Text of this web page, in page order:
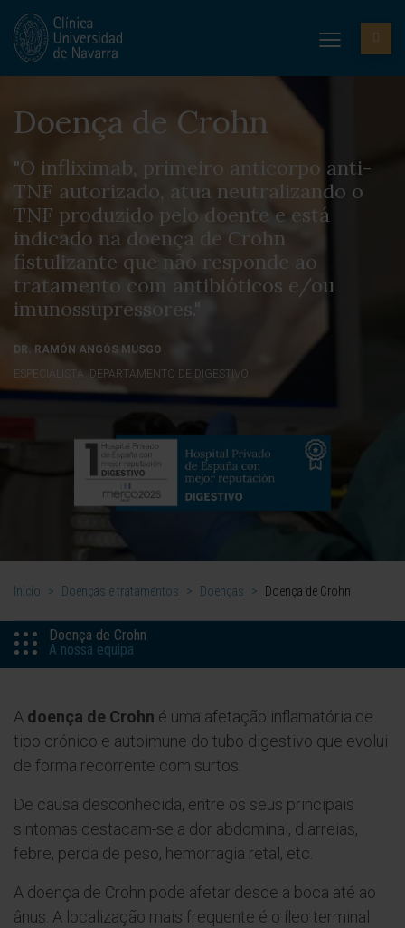
Doença de Crohn
"O infliximab, primeiro anticorpo anti-
TNF autorizado, atua neutralizando o
TNF produzido pelo doente e está
indicado na doença de Crohn
fistulizante que não responde ao
tratamento com antibióticos e/ou
imunossupressores."
DR. RAMÓN ANGÓS MUSGO
ESPECIALISTA. DEPARTAMENTO DE DIGESTIVO
Inicio > Doenças e tratamentos > Doenças > Doença de Crohn
Doença de Crohn
A nossa equipa
A doença de Crohn é uma afetação inflamatória de
tipo crónico e autoimune do tubo digestivo que evolui
de forma recorrente com surtos.
De causa desconhecida, entre os seus principais
sintomas destacam-se a dor abdominal, diarreias,
febre, perda de peso, hemorragia retal, etc.
A doença de Crohn pode afetar desde a boca até ao
ânus. A localização mais frequente é o íleo terminal